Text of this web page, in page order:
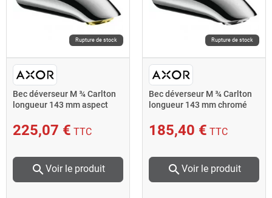
Rupture de stock
Bec déverseur M ¾ Carlton
longueur 143 mm aspect
225,07 € TTC
search Voir le produit
Rupture de stock
Bec déverseur M ¾ Carlton
longueur 143 mm chromé
185,40 € TTC
search Voir le produit